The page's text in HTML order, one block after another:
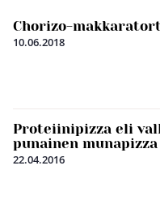
Chorizo-
10.06.2018
Proteiinipizza eli
punainen munapizza
22.04.2016